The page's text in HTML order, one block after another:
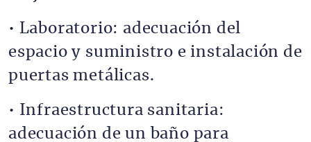
• Laboratorio: adecuación del
espacio y suministro e instalación de
puertas metálicas.
• Infraestructura sanitaria:
adecuación de un baño para